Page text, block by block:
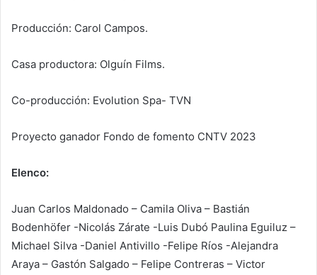
Producción: Carol Campos.
Casa productora: Olguín Films.
Co-producción: Evolution Spa- TVN
Proyecto ganador Fondo de fomento CNTV 2023
Elenco:
Juan Carlos Maldonado – Camila Oliva – Bastián
Bodenhöfer -Nicolás Zárate -Luis Dubó Paulina Eguiluz –
Michael Silva -Daniel Antivillo -Felipe Ríos -Alejandra
Araya – Gastón Salgado – Felipe Contreras – Victor